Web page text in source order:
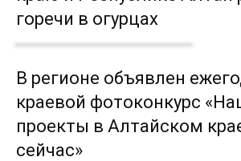
горечи в огурцах
В регионе объявлен
краевой фотоконкурс
проекты в Алтайском
сейчас»